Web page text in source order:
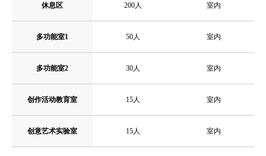
休息区 200人 室内
多功能室1 50人 室内
多功能室2 30人 室内
创作活动教育室 15人 室内
创意艺术实验室 15人 室内